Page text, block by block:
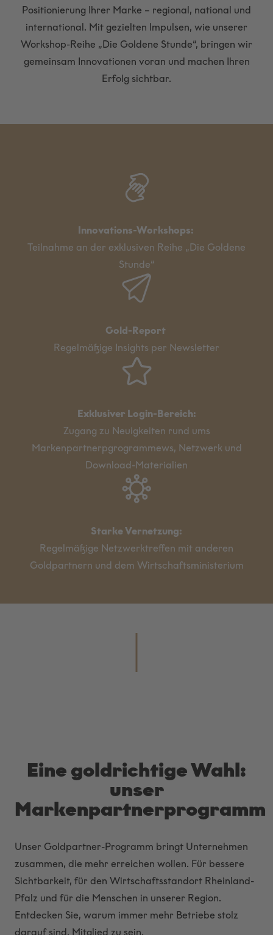
Positionierung Ihrer Marke – regional, national und
international. Mit gezielten Impulsen, wie unserer
Workshop-Reihe „Die Goldene Stunde“, bringen wir
gemeinsam Innovationen voran und machen Ihren
Erfolg sichtbar.
Innovations-Workshops:
Teilnahme an der exklusiven Reihe „Die Goldene
Stunde“
Gold-Report
Regelmäßige Insights per Newsletter
Exklusiver Login-Bereich:
Zugang zu Neuigkeiten rund ums
Markenpartnerpgrogrammews, Netzwerk und
Download-Materialien
Starke Vernetzung:
Regelmäßige Netzwerktreffen mit anderen
Goldpartnern und dem Wirtschaftsministerium
Eine goldrichtige Wahl:
unser
Markenpartnerprogramm
Unser Goldpartner-Programm bringt Unternehmen
zusammen, die mehr erreichen wollen. Für bessere
Sichtbarkeit, für den Wirtschaftsstandort Rheinland-
Pfalz und für die Menschen in unserer Region.
Entdecken Sie, warum immer mehr Betriebe stolz
darauf sind, Mitglied zu sein.